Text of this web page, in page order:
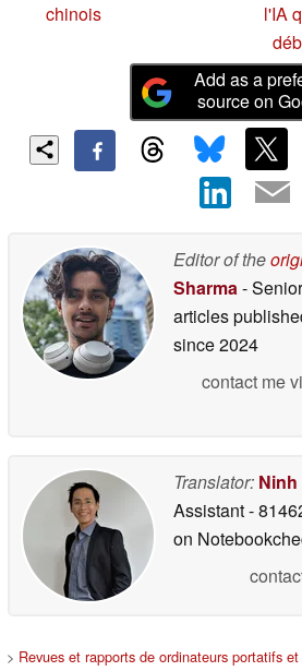
chinois
l'IA
Add as a
source on
Editor of the
Sharma-
articles
since 2024
contact me
Translator:
Assistant-
on
> Revues et rapports de ordinateurs portatifs